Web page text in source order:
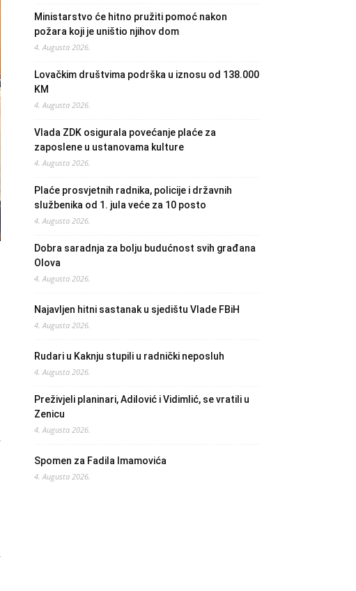
Ministarstvo će hitno pružiti pomoć nakon
požara koji je uništio njihov dom
4. Augusta 2026.
Lovačkim društvima podrška u iznosu od 138.000
KM
4. Augusta 2026.
Vlada ZDK osigurala povećanje plaće za
zaposlene u ustanovama kulture
4. Augusta 2026.
Plaće prosvjetnih radnika, policije i državnih
službenika od 1. jula veće za 10 posto
4. Augusta 2026.
Dobra saradnja za bolju budućnost svih građana
Olova
4. Augusta 2026.
Najavljen hitni sastanak u sjedištu Vlade FBiH
4. Augusta 2026.
Rudari u Kaknju stupili u radnički neposluh
4. Augusta 2026.
Preživjeli planinari, Adilović i Vidimlić, se vratili u
Zenicu
4. Augusta 2026.
Spomen za Fadila Imamovića
4. Augusta 2026.